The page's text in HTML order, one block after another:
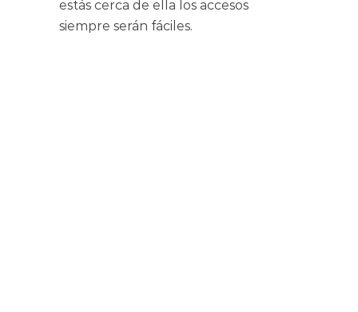
estás cerca de ella los accesos
siempre serán fáciles.